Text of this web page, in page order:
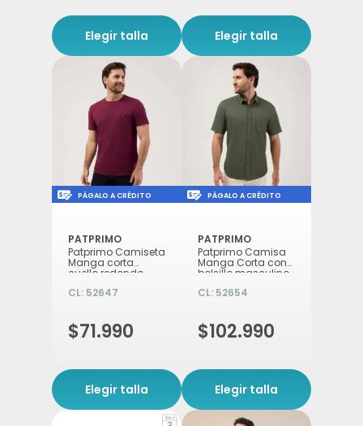
Elegir talla Elegir talla
Icon of money-check-dollar-pen
PÁGALO A CRÉDITO
PATPRIMO
Patprimo Camiseta
Manga corta
cuello redondo
CL: 52647
$71.990
Elegir talla
Icon of money-check-
PÁGALO A CRÉDITO
PATPRIMO
Patprimo Camisa
Manga Corta con
bolsillo masculino
CL: 52654
$102.990
Elegir talla